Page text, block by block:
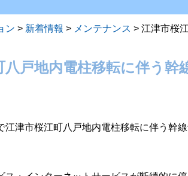
ン > 新着情報 > メンテナンス > 江津市桜
八戸地内電柱移転に伴う幹
江津市桜江町八戸地内電柱移転に伴う幹